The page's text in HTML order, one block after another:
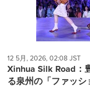
12 5月, 2026, 02:08 JST
Xinhua Silk Road：
る泉州の「ファッ